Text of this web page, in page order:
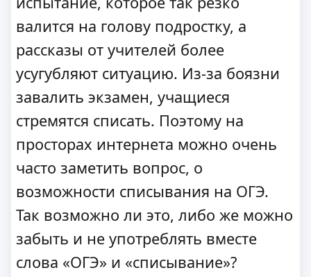
валится на голову подростку, а
рассказы от учителей более
усугубляют ситуацию. Из-за боязни
завалить экзамен, учащиеся
стремятся списать. Поэтому на
просторах интернета можно очень
часто заметить вопрос, о
возможности списывания на ОГЭ.
Так возможно ли это, либо же можно
забыть и не употреблять вместе
слова «ОГЭ» и «списывание»?